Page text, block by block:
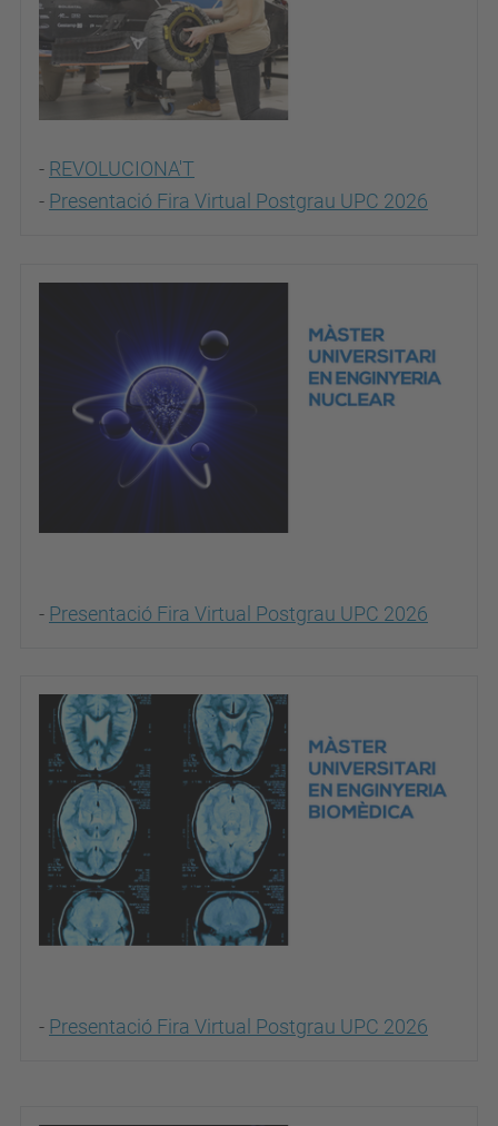
- REVOLUCIONA'T
- Presentació Fira Virtual Postgrau UPC 2026
- Presentació Fira Virtual Postgrau UPC 2026
- Presentació Fira Virtual Postgrau UPC 2026